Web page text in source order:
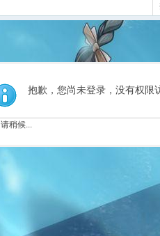
抱歉，您尚未登录，没有权限
请稍候...